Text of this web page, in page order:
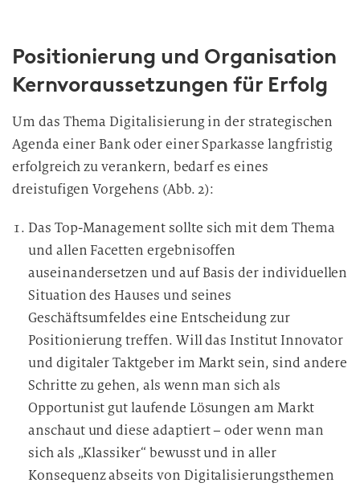
Positionierung und Organisation
Kernvoraussetzungen für Erfolg
Um das Thema Digitalisierung in der strategischen
Agenda einer Bank oder einer Sparkasse langfristig
erfolgreich zu verankern, bedarf es eines
dreistufigen Vorgehens (Abb. 2):
Das Top-Management sollte sich mit dem Thema
und allen Facetten ergebnisoffen
auseinandersetzen und auf Basis der individuellen
Situation des Hauses und seines
Geschäftsumfeldes eine Entscheidung zur
Positionierung treffen. Will das Institut Innovator
und digitaler Taktgeber im Markt sein, sind andere
Schritte zu gehen, als wenn man sich als
Opportunist gut laufende Lösungen am Markt
anschaut und diese adaptiert – oder wenn man
sich als „Klassiker“ bewusst und in aller
Konsequenz abseits von Digitalisierungsthemen